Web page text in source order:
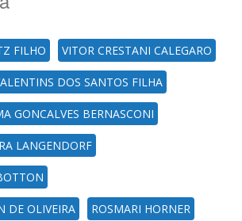
FILHO VITOR CRESTANI CALEGARO
DOS SANTOS FILHA
GONCALVES BERNASCONI
LANGENDORF
DE OLIVEIRA ROSMARI HORNER